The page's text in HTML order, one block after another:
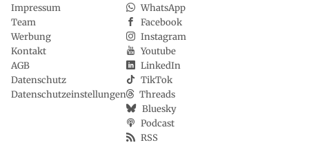
Impressum
Team
Werbung
Kontakt
AGB
Datenschutz
Datenschutzeinstellungen
WhatsApp
Facebook
Instagram
Youtube
LinkedIn
TikTok
Threads
Bluesky
Podcast
RSS